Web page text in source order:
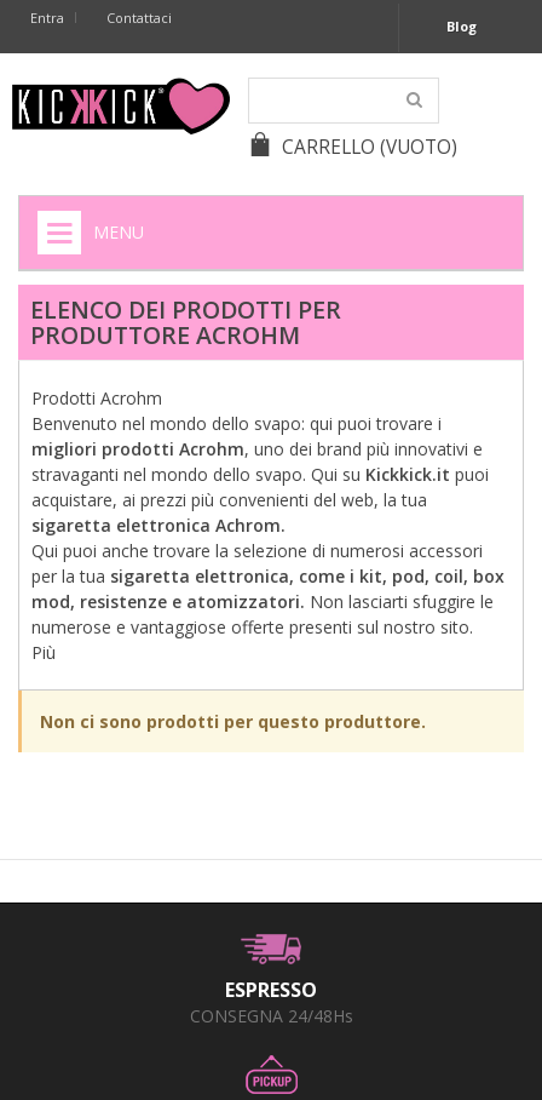
Entra Contattaci Blog
CARRELLO (VUOTO)
MENU
+
SIGARETTE ELETTRONICHE
CAPSULE CAFFÈ
BATTERIE APPARECCHI ACUSTICI
BATTERIE
PRODOTTI MONOUSO E TNT
FORNITURE ESTETICA
SEXY SHOP
+
CURA DELLA PERSONA
+
FAI DA TE
+
AUTO E MOTO
PROMOZIONI E COUPON
ELENCO DEI PRODOTTI PER
PRODUTTORE ACROHM
Prodotti Acrohm
Benvenuto nel mondo dello svapo: qui puoi trovare i
migliori prodotti Acrohm, uno dei brand più innovativi e
stravaganti nel mondo dello svapo. Qui su Kickkick.it puoi
acquistare, ai prezzi più convenienti del web, la tua
sigaretta elettronica Achrom.
Qui puoi anche trovare la selezione di numerosi accessori
per la tua sigaretta elettronica, come i kit, pod, coil, box
mod, resistenze e atomizzatori. Non lasciarti sfuggire le
numerose e vantaggiose offerte presenti sul nostro sito.
Più
Non ci sono prodotti per questo produttore.
ESPRESSO
CONSEGNA 24/48Hs